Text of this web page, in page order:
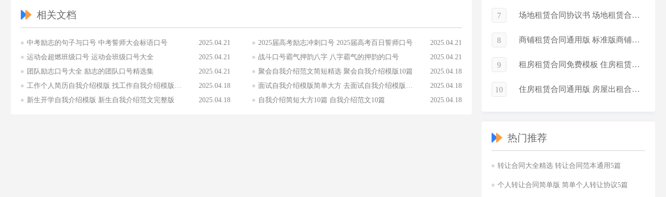
相关文档
中考励志的句子与口号 中考誓师大会标语口号 2025.04.21 2025届高考励志冲刺口号 2025届高考百日誓师口号
2025.04.21
运动会超燃班级口号 运动会班级口号大全
2025.04.21 战斗口号霸气押韵八字 八字霸气的押韵的口号
2025.04.21
团队励志口号大全 励志的团队口号精选集
2025.04.21 聚会自我介绍范文简短精选 聚会自我介绍模版10篇
2025.04.18
工作个人简历自我介绍模版 找工作自我介绍模版范文
2025.04.18 面试自我介绍模版简单大方 去面试自我介绍模版范文
2025.04.18
新生开学自我介绍模版 新生自我介绍范文完整版
2025.04.18 自我介绍简短大方10篇 自我介绍范文10篇 2025.04.18
7 场地租赁合同协议书 场地租赁合同电子版
8 商铺租赁合同通用版 标准版商铺租赁合同
9 租房租赁合同免费模板 住房租赁合同简化版
10 住房租赁合同通用版 房屋出租合同常用版
热门推荐
转让合同大全精选 转让合同范本通用5篇
个人转让合同简单版 简单个人转让协议5篇